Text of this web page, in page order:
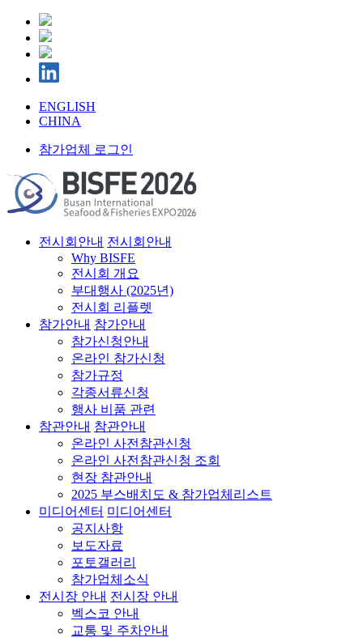
ENGLISH
CHINA
참가업체 로그인
전시회안내 전시회안내
Why BISFE
전시회 개요
부대행사 (2025년)
전시회 리플렛
참가안내 참가안내
참가신청안내
온라인 참가신청
참가규정
각종서류신청
행사 비품 관련
참관안내 참관안내
온라인 사전참관신청
온라인 사전참관신청 조회
현장 참관안내
2025 부스배치도 & 참가업체리스트
미디어센터 미디어센터
공지사항
보도자료
포토갤러리
참가업체소식
전시장 안내 전시장 안내
벡스코 안내
교통 및 주차안내